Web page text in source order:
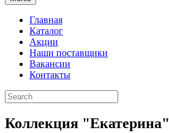
Главная
Каталог
Акции
Наши поставщики
Вакансии
Контакты
Коллекция "Екатерина"